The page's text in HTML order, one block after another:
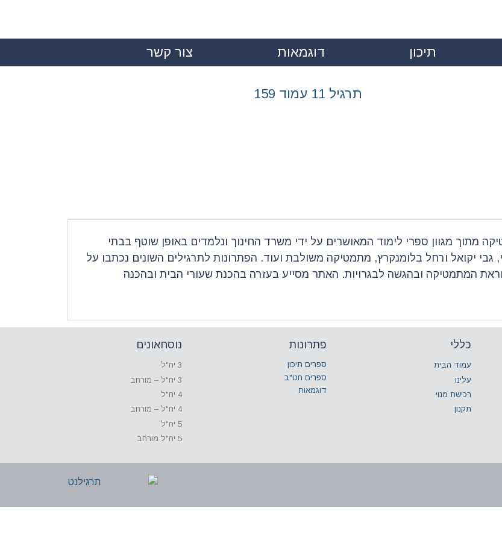
תיכון דוגמאות צור קשר
תרגיל 11 עמוד 159
מתוך מגוון ספרי לימוד המאושרים על ידי משרד החינוך ונלמדים באופן שוטף בבתי
גבי יקואל ורחל בלומנקרץ, מתמטיקה משולבת ועוד. הפתרונות לתרגילים השונים נכתבו על
המתמטיקה ובהגשה לבגרויות. האתר מסייע בעזרה בהכנת שעורי הבית ובהכנה
כללי
עמוד הבית
עלינו
רכישת מנוי
תקנון
פתרונות
ספרים תיכון
ספרים חט"ב
דוגמאות
נוסחאונים
3 יח"ל
3 יח"ל – מורחב
4 יח"ל
4 יח"ל – מורחב
5 יח"ל
5 יח"ל מורחב